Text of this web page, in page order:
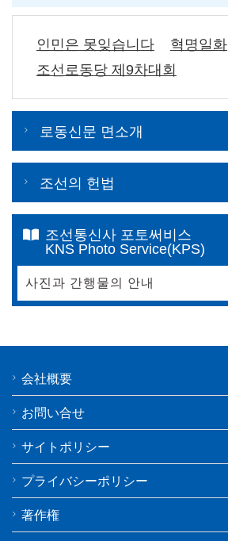
인민은 못잊습니다
혁명일화
조선로동당 제9차대회
로동신문 면소개
조선의 헌법
조선통신사 포토써비스
KNS Photo Service(KPS)
사진과 간행물의 안내
会社概要
お問い合せ
サイトポリシー
プライバシーポリシー
著作権